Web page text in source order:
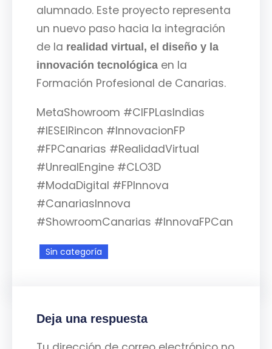
alumnado. Este proyecto representa
un nuevo paso hacia la integración
de la realidad virtual, el diseño y la
innovación tecnológica en la
Formación Profesional de Canarias.
MetaShowroom #CIFPLasIndias
#IESElRincon #InnovacionFP
#FPCanarias #RealidadVirtual
#UnrealEngine #CLO3D
#ModaDigital #FPInnova
#CanariasInnova
#ShowroomCanarias #InnovaFPCan
Sin categoría
Deja una respuesta